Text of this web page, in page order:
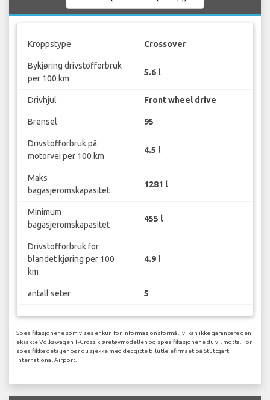
Kroppstype Crossover
Bykjøring drivstofforbruk
per 100 km
5.6 l
Drivhjul Front wheel drive
Brensel 95
Drivstofforbruk på
motorvei per 100 km
4.5 l
Maks
bagasjeromskapasitet
1281 l
Minimum
bagasjeromskapasitet
455 l
Drivstofforbruk for
blandet kjøring per 100
km
4.9 l
antall seter 5
Spesifikasjonene som vises er kun for informasjonsformål, vi kan ikke garantere den
eksakte Volkswagen T-Cross kjøretøymodellen og spesifikasjonene du vil motta. For
spesifikke detaljer bør du sjekke med det gitte bilutleiefirmaet på Stuttgart
International Airport.